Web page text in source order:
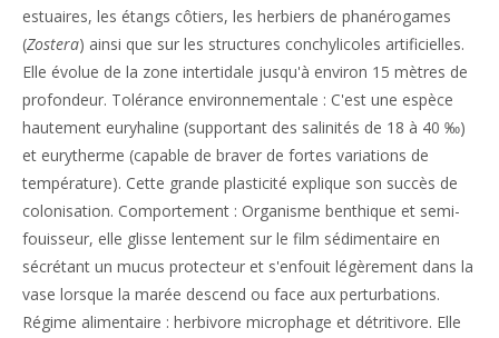
estuaires, les étangs côtiers, les herbiers de phanérogames
(Zostera) ainsi que sur les structures conchylicoles artificielles.
Elle évolue de la zone intertidale jusqu'à environ 15 mètres de
profondeur. Tolérance environnementale : C'est une espèce
hautement euryhaline (supportant des salinités de 18 à 40 ‰)
et eurytherme (capable de braver de fortes variations de
température). Cette grande plasticité explique son succès de
colonisation. Comportement : Organisme benthique et semi-
fouisseur, elle glisse lentement sur le film sédimentaire en
sécrétant un mucus protecteur et s'enfouit légèrement dans la
vase lorsque la marée descend ou face aux perturbations.
Régime alimentaire : herbivore microphage et détritivore. Elle